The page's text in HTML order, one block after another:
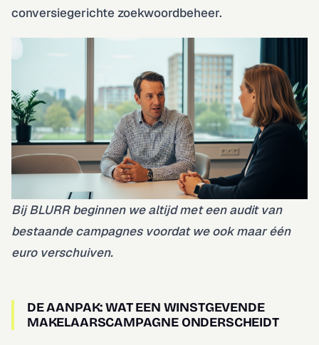
conversiegerichte zoekwoordbeheer.
Bij BLURR beginnen we altijd met een audit van
bestaande campagnes voordat we ook maar één
euro verschuiven.
DE AANPAK: WAT EEN WINSTGEVENDE
MAKELAARSCAMPAGNE ONDERSCHEIDT